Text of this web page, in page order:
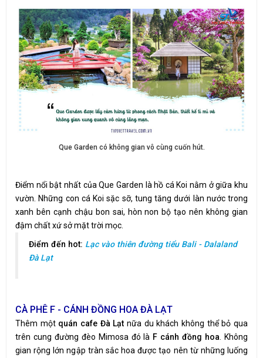
Que Garden có không gian vô cùng cuốn hút.
Điểm nổi bật nhất của Que Garden là hồ cá Koi nằm ở giữa khu
vườn. Những con cá Koi sặc sỡ, tung tăng dưới làn nước trong
xanh bên cạnh chậu bon sai, hòn non bộ tạo nên không gian
đậm chất xứ sở mặt trời mọc.
Điểm đến hot: Lạc vào thiên đường tiểu Bali - Dalaland
Đà Lạt
CÀ PHÊ F - CÁNH ĐỒNG HOA ĐÀ LẠT
Thêm một quán cafe Đà Lạtnữa du khách không thể bỏ qua
trên cung đường đèo Mimosa đó là F cánh đồng hoa . Không
gian rộng lớn ngập tràn sắc hoa được tạo nên từ những luống